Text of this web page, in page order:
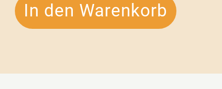
In den Warenkorb